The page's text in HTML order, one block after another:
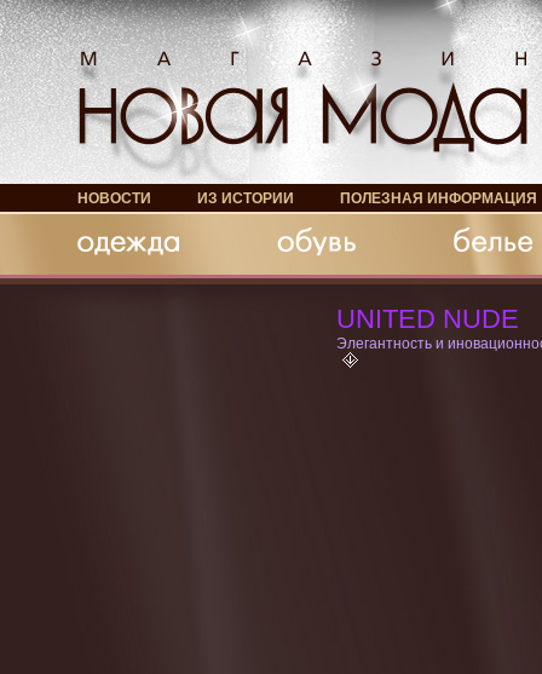
НОВОСТИ ИЗ ИСТОРИИ ПОЛЕЗНАЯ ИНФОРМАЦИЯ
Аксессуары
UNITED NUDE
Элегантность и